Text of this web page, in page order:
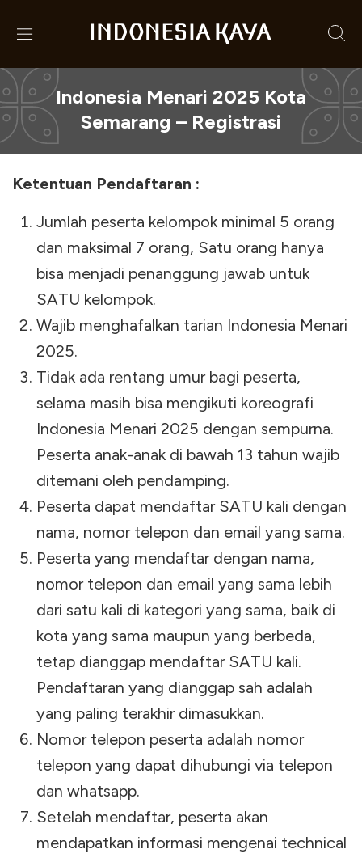
Indonesia Menari 2025 Kota
Semarang – Registrasi
Ketentuan Pendaftaran :
Jumlah peserta kelompok minimal 5 orang
dan maksimal 7 orang, Satu orang hanya
bisa menjadi penanggung jawab untuk
SATU kelompok.
Wajib menghafalkan tarian Indonesia Menari
2025.
Tidak ada rentang umur bagi peserta,
selama masih bisa mengikuti koreografi
Indonesia Menari 2025 dengan sempurna.
Peserta anak-anak di bawah 13 tahun wajib
ditemani oleh pendamping.
Peserta dapat mendaftar SATU kali dengan
nama, nomor telepon dan email yang sama.
Peserta yang mendaftar dengan nama,
nomor telepon dan email yang sama lebih
dari satu kali di kategori yang sama, baik di
kota yang sama maupun yang berbeda,
tetap dianggap mendaftar SATU kali.
Pendaftaran yang dianggap sah adalah
yang paling terakhir dimasukkan.
Nomor telepon peserta adalah nomor
telepon yang dapat dihubungi via telepon
dan whatsapp.
Setelah mendaftar, peserta akan
mendapatkan informasi mengenai technical